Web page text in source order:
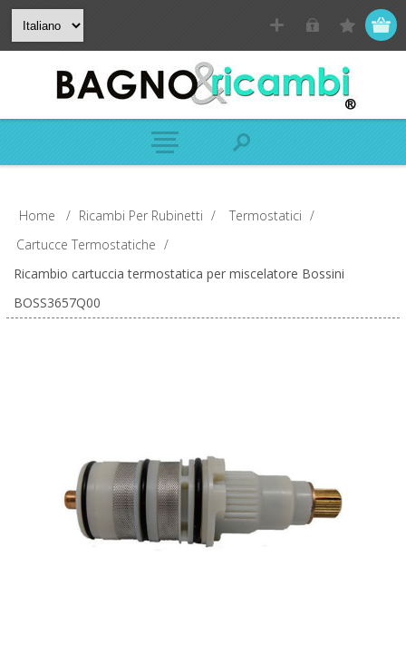
Home / Ricambi Per Rubinetti / Termostatici /
Cartucce Termostatiche /
Ricambio cartuccia termostatica per miscelatore Bossini
BOSS3657Q00